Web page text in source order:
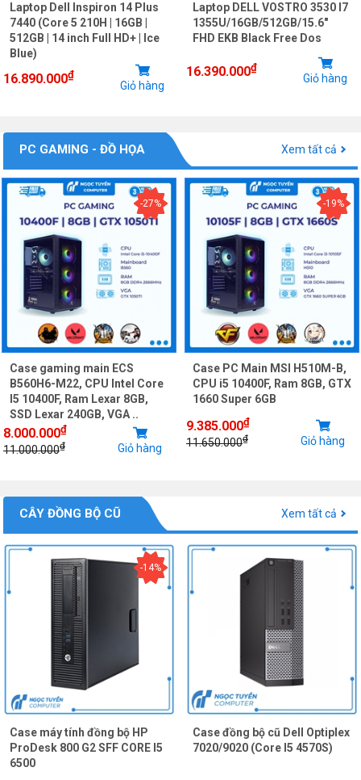
Laptop Dell Inspiron 14 Plus
7440 (Core 5 210H | 16GB |
512GB | 14 inch Full HD+ | Ice
Blue)
16.890.000₫
Giỏ hàng
Laptop DELL VOSTRO 3530 I7
1355U/16GB/512GB/15.6"
FHD EKB Black Free Dos
16.390.000₫
Giỏ hàng
PC GAMING - ĐỒ HỌA Xem tất cả
-27%
Case gaming main ECS
B560H6-M22, CPU Intel Core
I5 10400F, Ram Lexar 8GB,
SSD Lexar 240GB, VGA ..
8.000.000₫
11.000.000₫ Giỏ hàng
-19%
Case PC Main MSI H510M-B,
CPU i5 10400F, Ram 8GB, GTX
1660 Super 6GB
9.385.000₫
11.650.000₫ Giỏ hàng
CÂY ĐỒNG BỘ CŨ Xem tất cả
-14%
Case máy tính đồng bộ HP
ProDesk 800 G2 SFF CORE I5
6500
Case đồng bộ cũ Dell Optiplex
7020/9020 (Core I5 4570S)